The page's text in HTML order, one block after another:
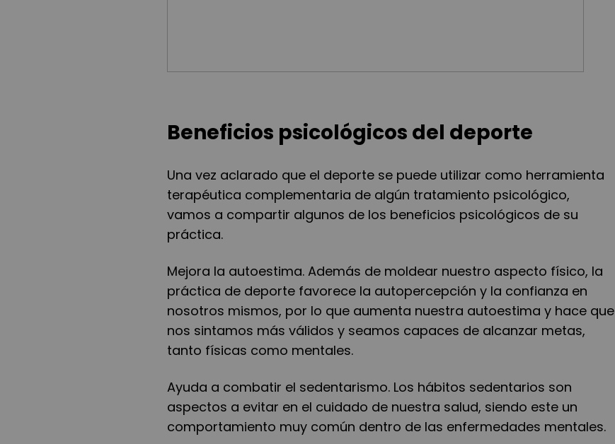
Beneficios psicológicos del deporte
Una vez aclarado que el deporte se puede utilizar como herramienta
terapéutica complementaria de algún tratamiento psicológico,
vamos a compartir algunos de los beneficios psicológicos de su
práctica.
Mejora la autoestima. Además de moldear nuestro aspecto físico, la
práctica de deporte favorece la autopercepción y la confianza en
nosotros mismos, por lo que aumenta nuestra autoestima y hace que
nos sintamos más válidos y seamos capaces de alcanzar metas,
tanto físicas como mentales.
Ayuda a combatir el sedentarismo. Los hábitos sedentarios son
aspectos a evitar en el cuidado de nuestra salud, siendo este un
comportamiento muy común dentro de las enfermedades mentales.